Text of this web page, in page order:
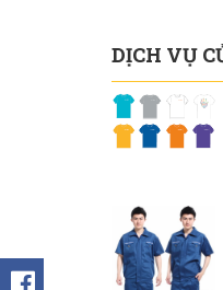
DỊCH VỤ